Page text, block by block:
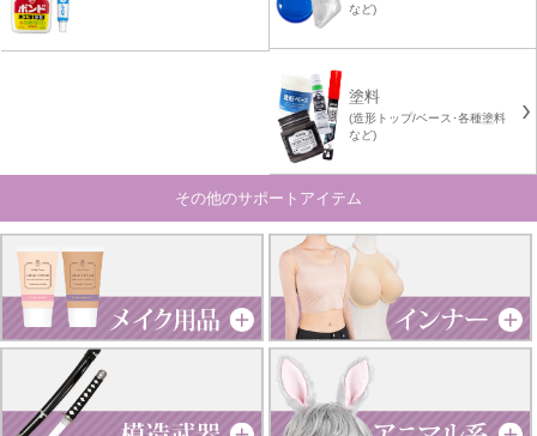
など)
塗料
(造形トップ/ベース･各種塗料
など)
その他のサポートアイテム